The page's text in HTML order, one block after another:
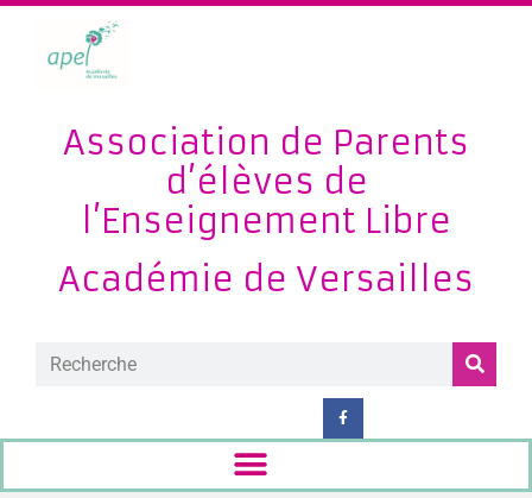
Association de Parents
d’élèves de
l’Enseignement Libre
Académie de Versailles